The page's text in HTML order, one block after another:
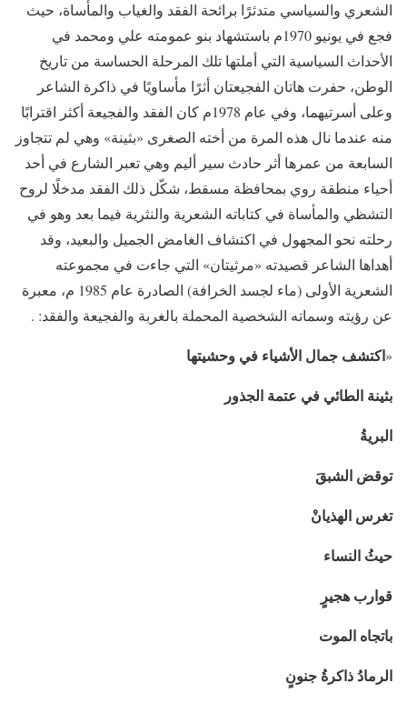
الشعري والسياسي متدثرًا برائحة الفقد والغياب والمأساة، حيث
فجع في يونيو 1970م باستشهاد بنو عمومته علي ومحمد في
الأحداث السياسية التي أملتها تلك المرحلة الحساسة من تاريخ
الوطن، حفرت هاتان الفجيعتان أثرًا مأساويًا في ذاكرة الشاعر
وعلى أسرتيهما، وفي عام 1978م كان الفقد والفجيعة أكثر اقترابًا
منه عندما نال هذه المرة من أخته الصغرى «بثينة» وهي لم تتجاوز
السابعة من عمرها أثر حادث سير أليم وهي تعبر الشارع في أحد
أحياء منطقة روي بمحافظة مسقط، شكّل ذلك الفقد مدخلًا لروح
التشظي والمأساة في كتاباته الشعرية والنثرية فيما بعد وهو في
رحلته نحو المجهول في اكتشاف الغامض الجميل والبعيد، وقد
أهداها الشاعر قصيدته «مرثيتان» التي جاءت في مجموعته
الشعرية الأولى (ماء لجسد الخرافة) الصادرة عام 1985 م، معبرة
عن رؤيته وسماته الشخصية المحملة بالغربة والفجيعة والفقد: .
«اكتشف جمال الأشياء في وحشيتها
بثينة الطائي في عتمة الجذور
البريةُ
توقض الشبقَ
تغرس الهذيانْ
حيثُ النساء
قوارب هجيرٍ
باتجاه الموت
الرمادُ ذاكرةُ جنونٍ